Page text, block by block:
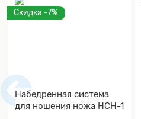
Скидка -7%
Набедренная система
для ношения ножа НСН-1